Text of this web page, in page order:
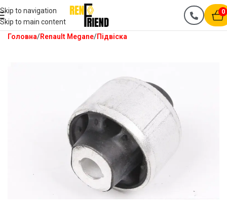
Skip to navigation
Skip to main content
0
Головна Renault Megane Підвіска